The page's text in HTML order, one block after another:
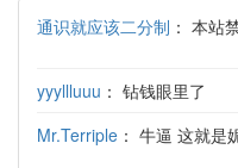
通识就应该二分制 ： 本站
yyyllluuu ： 钻钱眼里了
Mr.Terriple ： 牛逼 这就是